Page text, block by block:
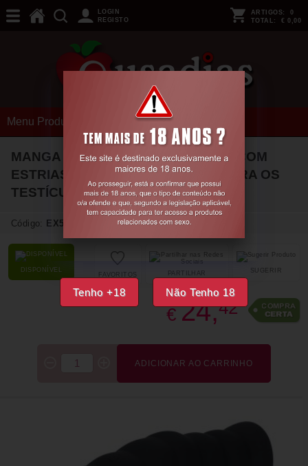
Tenho +18 Não Tenho 18
LOGIN
REGISTO
ARTIGOS: 0
TOTAL: € 0,00
Menu Produtos
MANGA VIBRATÓRIA DE SILICONE COM
ESTRIAS PARA O PÊNIS E ANEL PARA OS
TESTÍCULOS PRETO
Código: EX54156
DISPONÍVEL SUGERIR
PARTILHAR
FAVORITOS
€ 24,42
ADICIONAR AO CARRINHO